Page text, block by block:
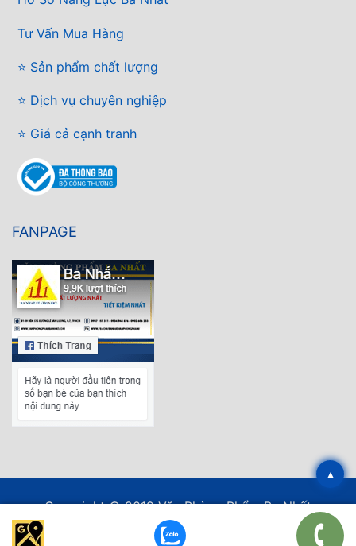
Tư Vấn Mua Hàng
⭐ Sản phẩm chất lượng
⭐ Dịch vụ chuyên nghiệp
⭐ Giá cả cạnh tranh
FANPAGE
Copyright © 2019 Văn Phòng Phẩm Ba Nhất
Thiết kế web
▴